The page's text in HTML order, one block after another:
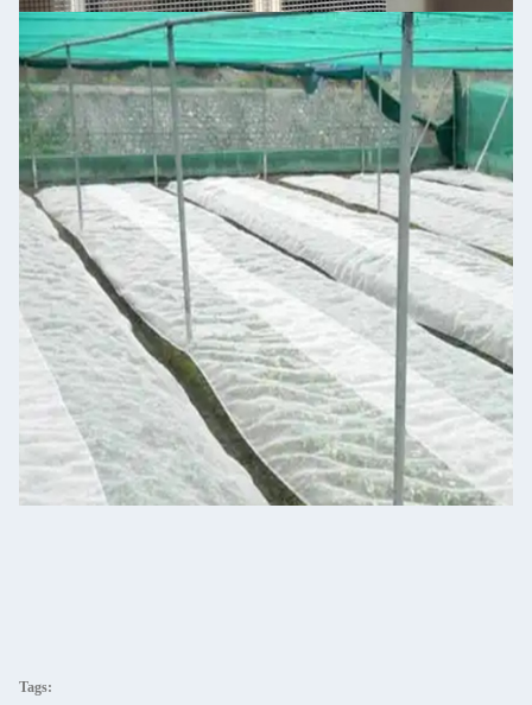
Tags: